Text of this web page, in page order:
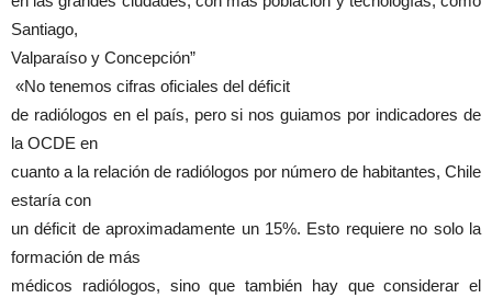
Santiago,
Valparaíso y Concepción”
«No tenemos cifras oficiales del déficit
de radiólogos en el país, pero si nos guiamos por indicadores de
la OCDE en
cuanto a la relación de radiólogos por número de habitantes, Chile
estaría con
un déficit de aproximadamente un 15%. Esto requiere no solo la
formación de más
médicos radiólogos, sino que también hay que considerar el